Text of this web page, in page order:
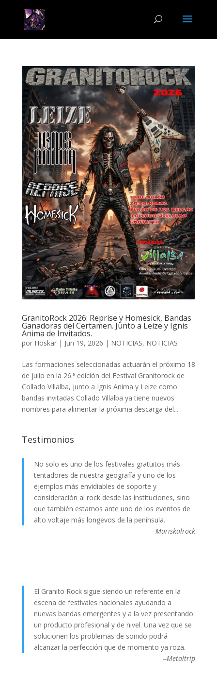
GranitoRock 2026: Reprise y Homesick, Bandas
Ganadoras del Certamen. Junto a Leize y Ignis
Anima de Invitados.
por Hoskar| Jun 19, 2026 | NOTICIAS, NOTICIAS
Las formaciones seleccionadas actuarán el próximo 18
de julio en la 26.ª edición del Festival Granitorock de
Collado Villalba, junto a Ignis Anima y Leize como
bandas invitadas Collado Villalba ya tiene nuevos
nombres para alimentar la próxima descarga del...
Testimonios
No solo es uno de los festivales gratuitos más
tentadores de nuestra geografía y uno de los
ejemplos más envidiables de soporte y
consideración al rock desde las instituciones, sino
que también estamos ante uno de los eventos de
alto voltaje más longevos de la península.
--Mariskalrock
El Granito Rock sigue siendo un referente en la
escena de festivales nacionales ayudando a
nuevas bandas emergentes y a la vez presentando
un producto profesional y de nivel. Una vez que se
solucionen los problemas de sonido podrá
alcanzar la perfección que de momento ya roza.
--Metaltrip